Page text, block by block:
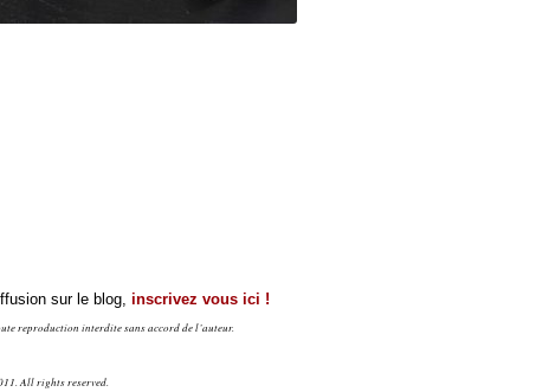
sur le blog, inscrivez vous ici !
reproduction interdite sans accord de l’auteur.
All rights reserved.